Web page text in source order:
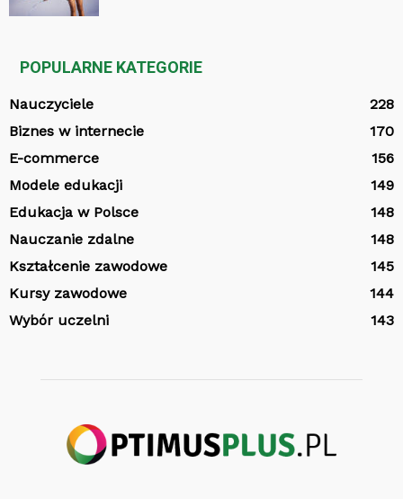
POPULARNE KATEGORIE
Nauczyciele
228
Biznes w internecie
170
E-commerce
156
Modele edukacji
149
Edukacja w Polsce
148
Nauczanie zdalne
148
Kształcenie zawodowe
145
Kursy zawodowe
144
Wybór uczelni
143